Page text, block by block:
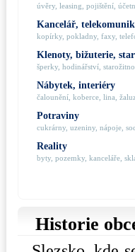
úvěry, leasing, pojištění,
Kancelář,
kopírky, pokladny, faxy,
Klenoty, bižuterie,
šperky, hodinářství,
Nábytek, interiéry
čalounění, koberce, lina,
Potraviny
cukrárny, uzeniny, nápoje,
Reality
byty, pozemky, kanceláře,
Historie